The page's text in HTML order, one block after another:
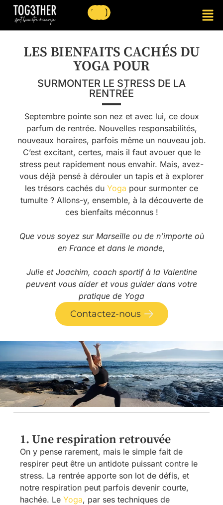
LES BIENFAITS CACHÉS DU
YOGA POUR
SURMONTER LE STRESS DE LA
RENTRÉE
Septembre pointe son nez et avec lui, ce doux
parfum de rentrée. Nouvelles responsabilités,
nouveaux horaires, parfois même un nouveau job.
C’est excitant, certes, mais il faut avouer que le
stress peut rapidement nous envahir. Mais, avez-
vous déjà pensé à dérouler un tapis et à explorer
les trésors cachés du Yoga pour surmonter ce
tumulte ? Allons-y, ensemble, à la découverte de
ces bienfaits méconnus !
Que vous soyez sur Marseille ou de n’importe où
en France et dans le monde,
Julie et Joachim, coach sportif à la Valentine
peuvent vous aider et vous guider dans votre
pratique de Yoga
Contactez-nous
1. Une respiration retrouvée
On y pense rarement, mais le simple fait de
respirer peut être un antidote puissant contre le
stress. La rentrée apporte son lot de défis, et
notre respiration peut parfois devenir courte,
hachée. Le Yoga, par ses techniques de